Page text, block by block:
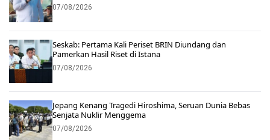
07/08/2026
Seskab: Pertama Kali Periset BRIN Diundang dan
Pamerkan Hasil Riset di Istana
07/08/2026
Jepang Kenang Tragedi Hiroshima, Seruan Dunia Bebas
Senjata Nuklir Menggema
07/08/2026